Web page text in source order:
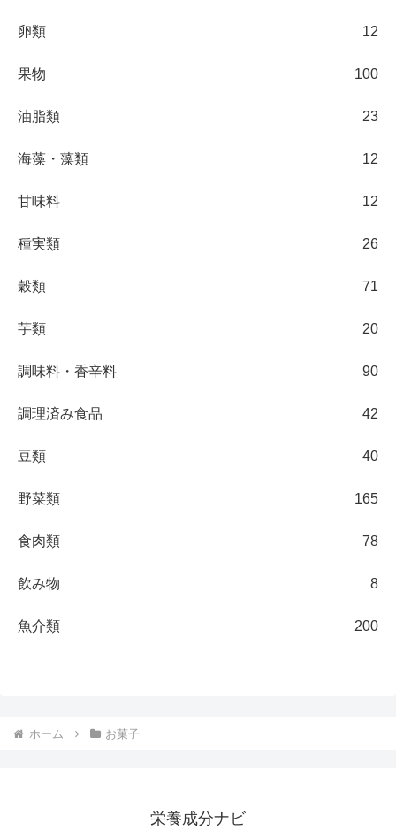
卵類 12
果物 100
油脂類 23
海藻・藻類 12
甘味料 12
種実類 26
穀類 71
芋類 20
調味料・香辛料 90
調理済み食品 42
豆類 40
野菜類 165
食肉類 78
飲み物 8
魚介類 200
ホーム お菓子
栄養成分ナビ